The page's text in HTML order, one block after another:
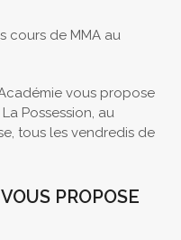
vous propose
Possession, au
tous les vendredis de
PROPOSE